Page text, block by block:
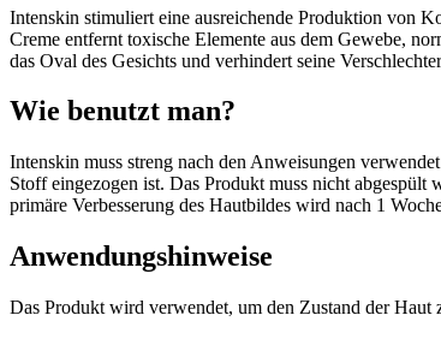
Intenskin stimuliert eine ausreichende Produktion von
Creme entfernt toxische Elemente aus dem Gewebe,
das Oval des Gesichts und verhindert seine
Wie benutzt man?
Intenskin muss streng nach den Anweisungen
Stoff eingezogen ist. Das Produkt muss nicht
primäre Verbesserung des Hautbildes wird nach 1
Anwendungshinweise
Das Produkt wird verwendet, um den Zustand der Haut